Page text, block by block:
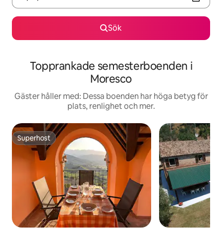
Sök
Topprankade semesterboenden i
Moresco
Gäster håller med: Dessa boenden har höga betyg för
plats, renlighet och mer.
Superhost
Superhost